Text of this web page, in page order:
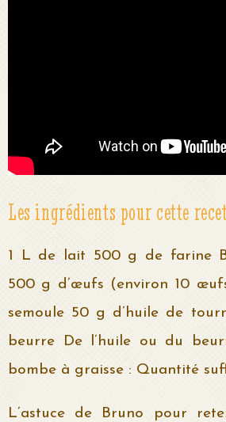
Les ingrédients pour cette
1 L de lait 500 g de farine
500 g d’œufs (environ 10
semoule 50 g d’huile de
beurre De l’huile ou du
bombe à graisse : Quantité
L’astuce de Bruno pour